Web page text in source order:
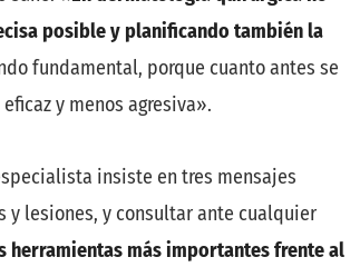
posible y planificando también la
fundamental, porque cuanto antes se
y menos agresiva».
insiste en tres mensajes
lesiones, y consultar ante cualquier
herramientas más importantes frente al